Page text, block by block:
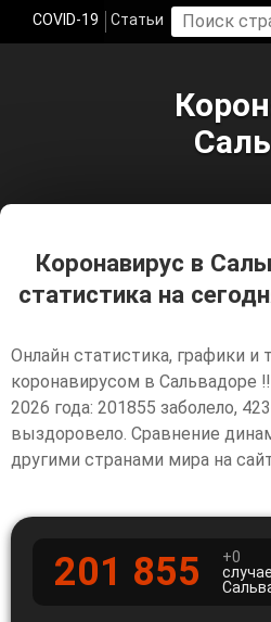
COVID-19 Статьи
Коронавирус в
статистика на
Онлайн статистика, графики
коронавирусом в Сальвадоре
2026 года: 201855 заболело,
выздоровело. Сравнение
другими странами мира на
201 855
+0